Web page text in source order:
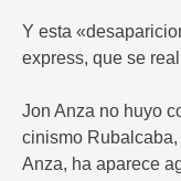
Y esta
express, que se
Jon Anza no huyo
cinismo
Anza, ha aparece